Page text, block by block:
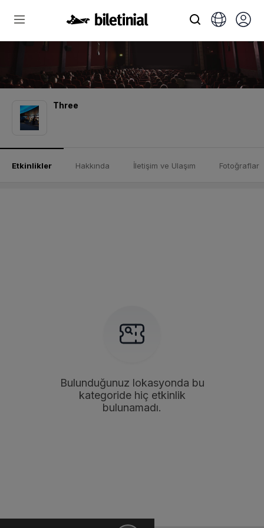
Three
Etkinlikler Hakkında İletişim ve Ulaşım Fotoğraflar
Bulunduğunuz lokasyonda bu
kategoride hiç etkinlik
bulunamadı.